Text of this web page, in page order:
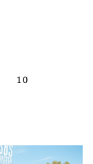
10